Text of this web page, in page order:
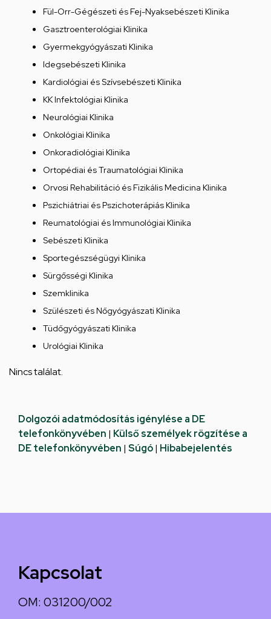
Fül-Orr-Gégészeti és Fej-Nyaksebészeti Klinika
Gasztroenterológiai Klinika
Gyermekgyógyászati Klinika
Idegsebészeti Klinika
Kardiológiai és Szívsebészeti Klinika
KK Infektológiai Klinika
Neurológiai Klinika
Onkológiai Klinika
Onkoradiológiai Klinika
Ortopédiai és Traumatológiai Klinika
Orvosi Rehabilitáció és Fizikális Medicina Klinika
Pszichiátriai és Pszichoterápiás Klinika
Reumatológiai és Immunológiai Klinika
Sebészeti Klinika
Sportegészségügyi Klinika
Sürgősségi Klinika
Szemklinika
Szülészeti és Nőgyógyászati Klinika
Tüdőgyógyászati Klinika
Urológiai Klinika
Nincs találat.
Dolgozói adatmódosítás igénylése a DE
telefonkönyvében | Külső személyek rögzítése a
DE telefonkönyvében | Súgó| Hibabejelentés
Kapcsolat
OM: 031200/002